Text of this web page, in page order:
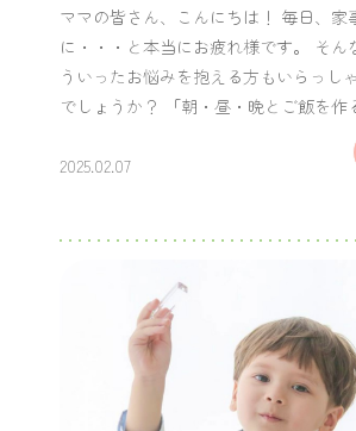
ママの皆さん、こんにちは！ 毎日、家
に・・・と本当にお疲れ様です。 そん
ういったお悩みを抱える方もいらっし
でしょうか？ 「朝・昼・晩とご飯を
2025.02.07